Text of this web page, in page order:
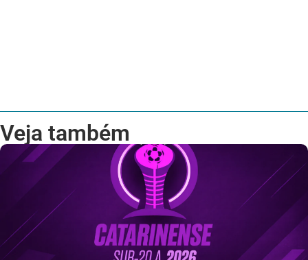
Veja também